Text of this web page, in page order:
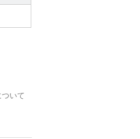
いて